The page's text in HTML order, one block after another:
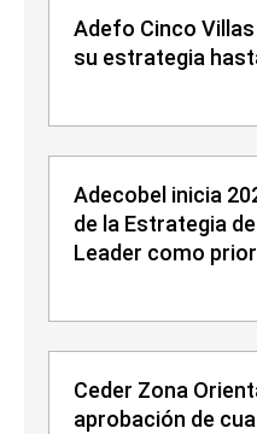
Adefo Cinco
su estrategia
Adecobel inicia
de la Estrategia
Leader como
Ceder Zona
aprobación de